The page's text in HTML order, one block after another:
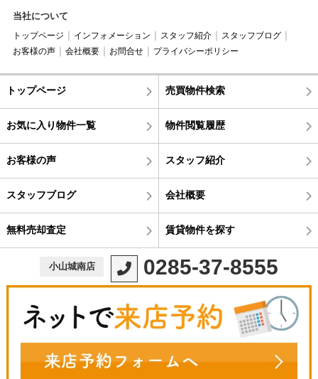
当社について
トップページ インフォメーション スタッフ紹介
スタッフブログ
お客様の声
会社概要 お問合せ プライバシーポリシー
トップページ 売買物件検索
お気に入り物件一覧 物件閲覧履歴
お客様の声 スタッフ紹介
スタッフブログ 会社概要
無料売却査定 賃貸物件を探す
小山城南店 0285-37-8555